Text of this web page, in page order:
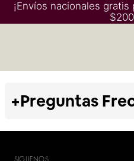
¡Envíos nacionales
+Preguntas
SIGUENOS